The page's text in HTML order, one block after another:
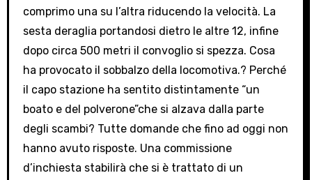
comprimo una su l’altra riducendo la velocità. La
sesta deraglia portandosi dietro le altre 12, infine
dopo circa 500 metri il convoglio si spezza. Cosa
ha provocato il sobbalzo della locomotiva.? Perché
il capo stazione ha sentito distintamente “un
boato e del polverone”che si alzava dalla parte
degli scambi? Tutte domande che fino ad oggi non
hanno avuto risposte. Una commissione
d’inchiesta stabilirà che si è trattato di un